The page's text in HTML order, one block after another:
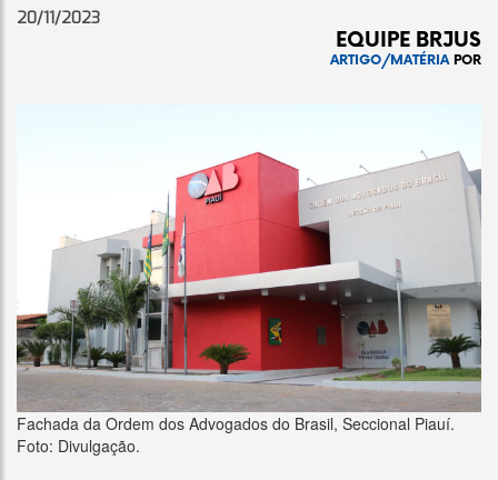
20/11/2023
EQUIPE BRJUS
ARTIGO/MATÉRIAPOR
Fachada da Ordem dos Advogados do Brasil, Seccional Piauí.
Foto: Divulgação.